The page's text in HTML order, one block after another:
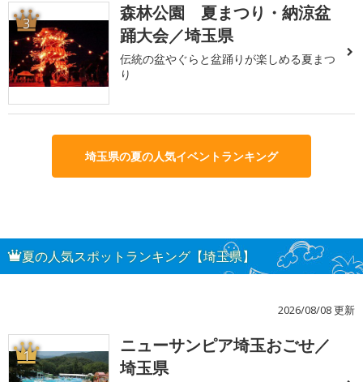
3
森林公園 夏まつり・納涼盆
踊大会／埼玉県
伝統の盆やぐらと盆踊りが楽しめる夏まつ
り
埼玉県の夏の人気イベントランキング
夏の人気スポットランキング【埼玉県】
2026/08/08 更新
1
ニューサンピア埼玉おごせ／
埼玉県